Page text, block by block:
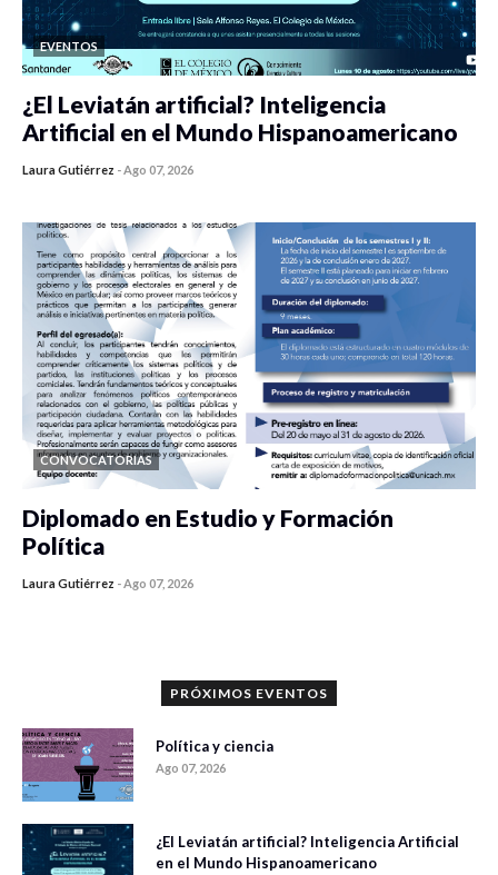
EVENTOS
¿El Leviatán artificial? Inteligencia
Artificial en el Mundo Hispanoamericano
Laura Gutiérrez -Ago 07, 2026
CONVOCATORIAS
Diplomado en Estudio y Formación
Política
Laura Gutiérrez -Ago 07, 2026
PRÓXIMOS EVENTOS
Política y ciencia
Ago 07, 2026
¿El Leviatán artificial? Inteligencia Artificial
en el Mundo Hispanoamericano